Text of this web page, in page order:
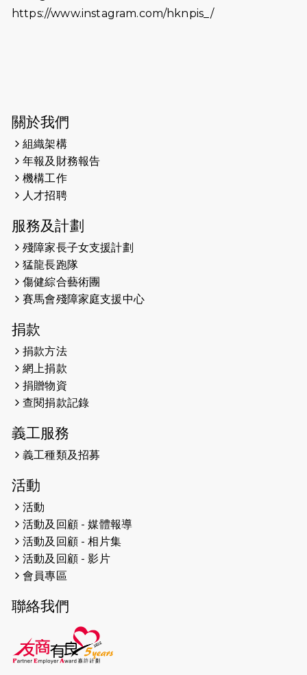
released last Sunday (11th Aug
2024-01-01
2023-11-28
2023-09-30
共融理念 港聞 2023.09.30 金金
2023-06-28
2023-06-15
RTHK 香港電台-凝聚香港：第二百五
2023-06-07
2023-06-01
2023-05-29
2023-05-29
副隊長 梁翠珊】運動員用熱血同堅
持，喺冰球場上劃出歷史性佳績。
2023-05-29
【東網】殘障家長照顧健全子女遇困
2023-05-15
2023-04-17
【成報恩雨之聲-恩雨有情天】暗黑中
https://www.instagram.com/hknpis_/
關於我們
組織架構
年報及財務報告
機構工作
人才招聘
服務及計劃
殘障家長子女支援計劃
猛龍長跑隊
傷健綜合藝術團
賽馬會殘障家庭支援中心
捐款
捐款方法
網上捐款
捐贈物資
查閱捐款記錄
義工服務
義工種類及招募
活動
活動
活動及回顧 - 媒體報導
活動及回顧 - 相片集
活動及回顧 - 影片
會員專區
聯絡我們